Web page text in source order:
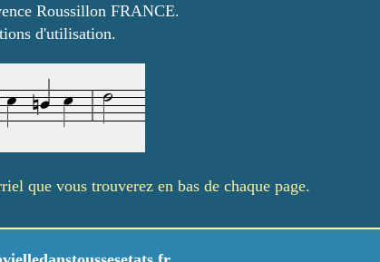
Roussillon FRANCE.
d'utilisation.
que vous trouverez en bas de chaque page.